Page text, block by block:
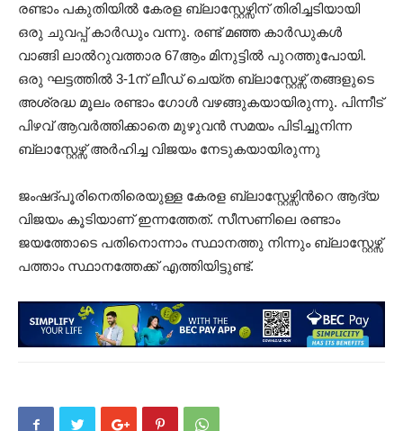
രണ്ടാം പകുതിയിൽ കേരള ബ്ലാസ്റ്റേഴ്സിന് തിരിച്ചടിയായി
ഒരു ചുവപ്പ് കാർഡും വന്നു. രണ്ട് മഞ്ഞ കാർഡുകൾ
വാങ്ങി ലാൽറുവത്താര 67ആം മിനുട്ടിൽ പുറത്തുപോയി.
ഒരു ഘട്ടത്തില്‍ 3-1ന് ലീഡ് ചെയ്ത ബ്ലാസ്റ്റേഴ്സ് തങ്ങളുടെ
അശ്രദ്ധ മൂലം രണ്ടാം ഗോള്‍ വഴങ്ങുകയായിരുന്നു. പിന്നീട്
പിഴവ് ആവര്‍ത്തിക്കാതെ മുഴുവന്‍ സമയം പിടിച്ചുനിന്ന
ബ്ലാസ്റ്റേഴ്സ് അര്‍ഹിച്ച വിജയം നേടുകയായിരുന്നു
ജംഷദ്പൂരിനെതിരെയുള്ള കേരള ബ്ലാസ്റ്റേഴ്സിന്‍റെ ആദ്യ
വിജയം കൂടിയാണ് ഇന്നത്തേത്. സീസണിലെ രണ്ടാം
ജയത്തോടെ പതിനൊന്നാം സ്ഥാനത്തു നിന്നും ബ്ലാസ്റ്റേഴ്സ്
പത്താം സ്ഥാനത്തേക്ക് എത്തിയിട്ടുണ്ട്.